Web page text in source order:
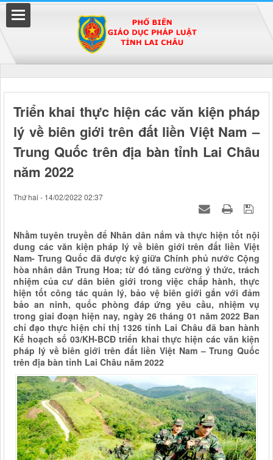
Triển khai thực hiện các văn kiện pháp
lý về biên giới trên đất liền Việt Nam –
Trung Quốc trên địa bàn tỉnh Lai Châu
năm 2022
Thứ hai - 14/02/2022 02:37
Nhằm tuyên truyền để Nhân dân nắm và thực hiện tốt nội
dung các văn kiện pháp lý về biên giới trên đất liền Việt
Nam- Trung Quốc đã được ký giữa Chính phủ nước Cộng
hòa nhân dân Trung Hoa; từ đó tăng cường ý thức, trách
nhiệm của cư dân biên giới trong việc chấp hành, thực
hiện tốt công tác quản lý, bảo vệ biên giới gắn với đảm
bảo an ninh, quốc phòng đáp ứng yêu cầu, nhiệm vụ
trong giai đoạn hiện nay, ngày 26 tháng 01 năm 2022 Ban
chỉ đạo thực hiện chỉ thị 1326 tỉnh Lai Châu đã ban hành
Kế hoạch số 03/KH-BCĐ triển khai thực hiện các văn kiện
pháp lý về biên giới trên đất liền Việt Nam – Trung Quốc
trên địa bàn tỉnh Lai Châu năm 2022
Đã kết nối EMC